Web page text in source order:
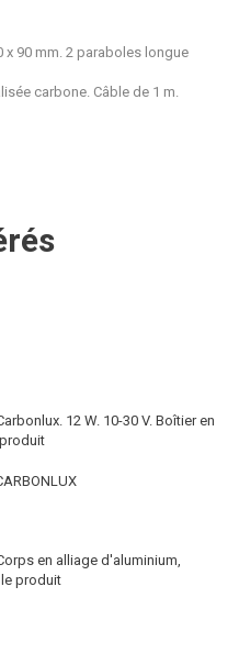
x 90 mm. 2 paraboles longue
carbone. Câble de 1 m.
12 W. 10-30 V. Boîtier en
en alliage d'aluminium,
produit